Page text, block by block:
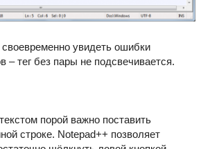
увидеть ошибки
– тег без пары не подсвечивается.
порой важно поставить
строке. Notepad++ позволяет